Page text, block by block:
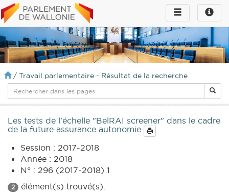
Toggle
infos
Toggle
navigation
/ Travail parlementaire - Résultat de la recherche
Les tests de l'échelle "BelRAI screener" dans le cadre
de la future assurance autonomie
Session : 2017-2018
Année : 2018
N° : 296 (2017-2018) 1
2 élément(s) trouvé(s).